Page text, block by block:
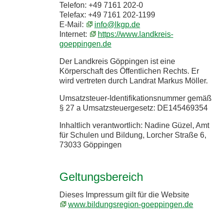
Telefon: +49 7161 202-0
Telefax: +49 7161 202-1199
E-Mail:
info@lkgp.de
Internet:
https://www.landkreis-
goeppingen.de
Der Landkreis Göppingen ist eine
Körperschaft des Öffentlichen Rechts. Er
wird vertreten durch Landrat Markus Möller.
Umsatzsteuer-Identifikationsnummer gemäß
§ 27 a Umsatzsteuergesetz: DE145469354
Inhaltlich verantwortlich: Nadine Güzel, Amt
für Schulen und Bildung, Lorcher Straße 6,
73033 Göppingen
Geltungsbereich
Dieses Impressum gilt für die Website
www.bildungsregion-goeppingen.de